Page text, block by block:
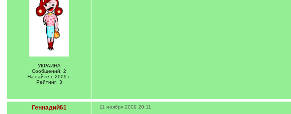
УКРАИНА
Сообщений: 2
На сайте с 2009 г.
Рейтинг: 3
Геннадий61 11 ноября 2009 20:11